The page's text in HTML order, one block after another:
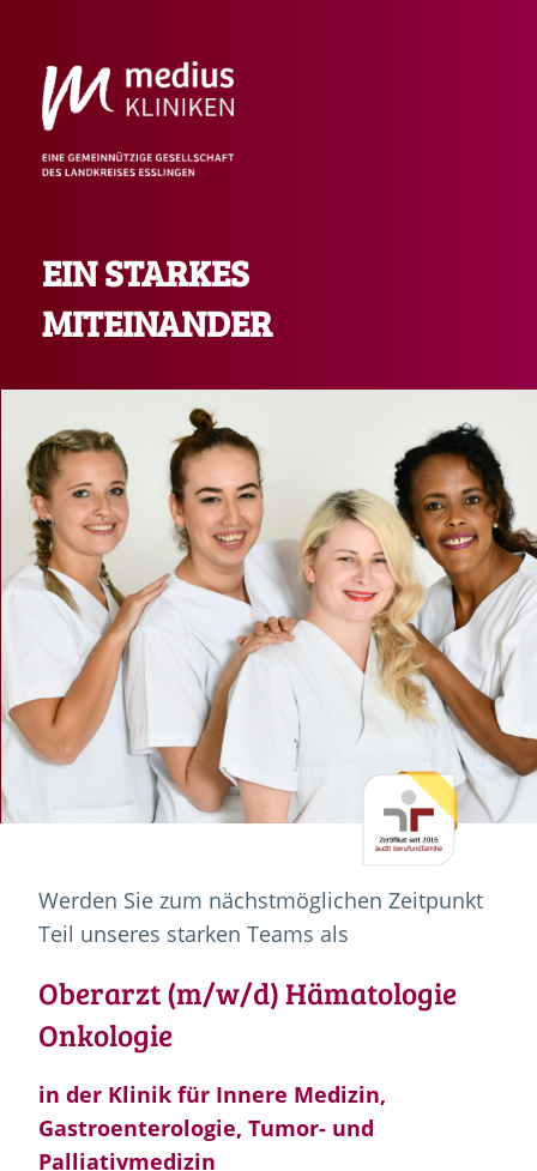
EIN STARKES
MITEINANDER
Werden Sie zum nächstmöglichen Zeitpunkt
Teil unseres starken Teams als
Oberarzt (m/w/d) Hämatologie
Onkologie
in der Klinik für Innere Medizin,
Gastroenterologie, Tumor- und
Palliativmedizin